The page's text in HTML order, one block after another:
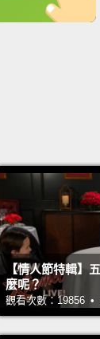
英
【情人節特輯】
麼呢？
觀看次數：19856 •